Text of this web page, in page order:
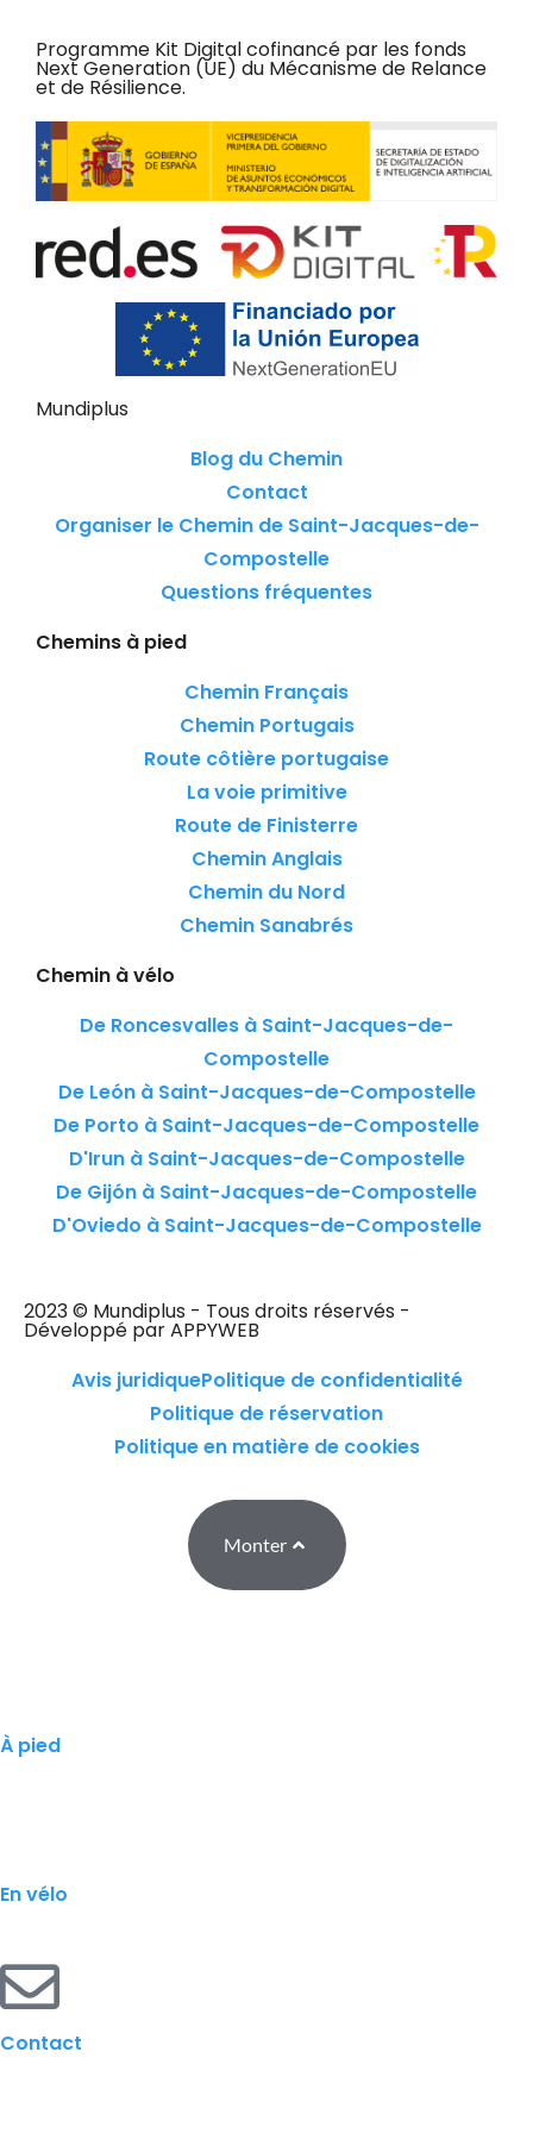
Programme Kit Digital cofinancé par les fonds
Next Generation (UE) du Mécanisme de Relance
et de Résilience.
Mundiplus
Blog du Chemin
Contact
Organiser le Chemin de Saint-Jacques-de-
Compostelle
Questions fréquentes
Chemins à pied
Chemin Français
Chemin Portugais
Route côtière portugaise
La voie primitive
Route de Finisterre
Chemin Anglais
Chemin du Nord
Chemin Sanabrés
Chemin à vélo
De Roncesvalles à Saint-Jacques-de-
Compostelle
De León à Saint-Jacques-de-Compostelle
De Porto à Saint-Jacques-de-Compostelle
D'Irun à Saint-Jacques-de-Compostelle
De Gijón à Saint-Jacques-de-Compostelle
D'Oviedo à Saint-Jacques-de-Compostelle
2023 © Mundiplus - Tous droits réservés -
Développé par APPYWEB
Avis juridiquePolitique de confidentialité
Politique de réservation
Politique en matière de cookies
Monter
À pied
En vélo
Contact